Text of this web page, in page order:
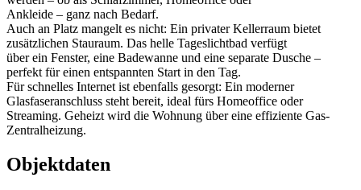
Ankleide – ganz nach Bedarf.
Auch an Platz mangelt es nicht: Ein privater Kellerraum bietet
zusätzlichen Stauraum. Das helle Tageslichtbad verfügt
über ein Fenster, eine Badewanne und eine separate Dusche –
perfekt für einen entspannten Start in den Tag.
Für schnelles Internet ist ebenfalls gesorgt: Ein moderner
Glasfaseranschluss steht bereit, ideal fürs Homeoffice oder
Streaming. Geheizt wird die Wohnung über eine effiziente Gas-
Zentralheizung.
Objektdaten